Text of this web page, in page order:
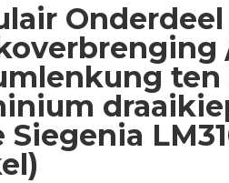
ten
Siegenia